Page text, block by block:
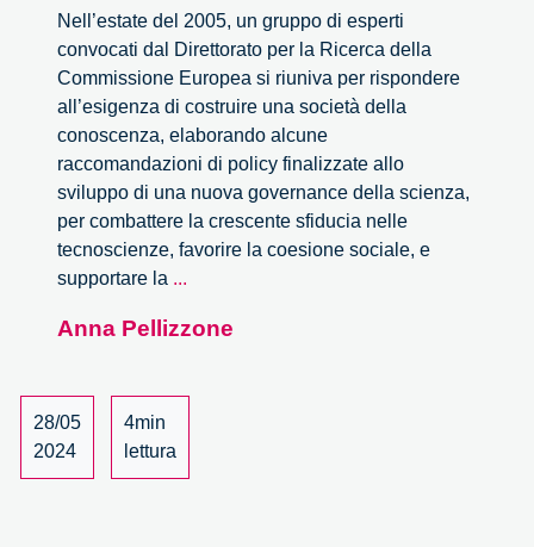
Nell’estate del 2005, un gruppo di esperti
convocati dal Direttorato per la Ricerca della
Commissione Europea si riuniva per rispondere
all’esigenza di costruire una società della
conoscenza, elaborando alcune
raccomandazioni di policy finalizzate allo
sviluppo di una nuova governance della scienza,
per combattere la crescente sfiducia nelle
tecnoscienze, favorire la coesione sociale, e
supportare la ...
conoscenze
la
Il
Anna Pellizzone
28/05
2024
4min
lettura